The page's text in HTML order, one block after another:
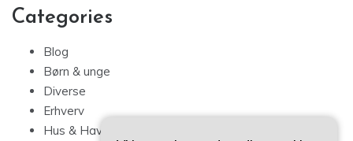
Categories
Blog
Børn & unge
Diverse
Erhverv
Hus & Have